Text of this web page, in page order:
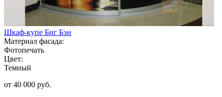
Шкаф-купе Биг Бэн
Материал фасада:
Фотопечать
Цвет:
Темный
от 40 000 руб.